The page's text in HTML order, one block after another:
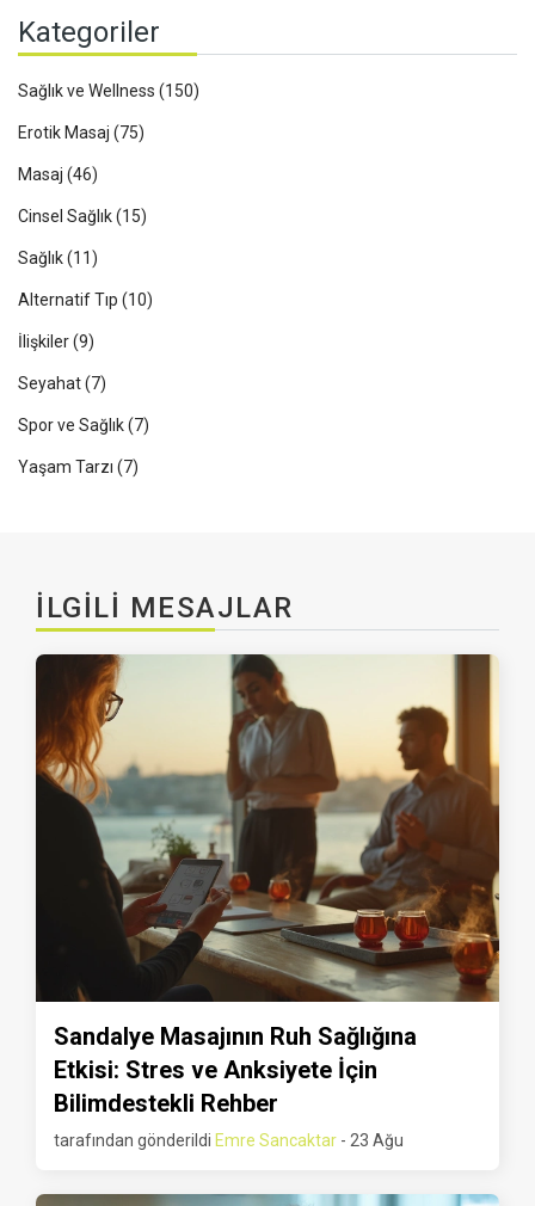
Kategoriler
Sağlık ve Wellness (150)
Erotik Masaj (75)
Masaj (46)
Cinsel Sağlık(15)
Sağlık(11)
Alternatif Tıp (10)
İlişkiler(9)
Seyahat(7)
Spor ve Sağlık(7)
Yaşam Tarzı (7)
İLGILI MESAJLAR
Sandalye Masajının Ruh Sağlığına
Etkisi: Stres ve Anksiyete İçin
Bilimdestekli Rehber
tarafından gönderildi Emre Sancaktar - 23 Ağu